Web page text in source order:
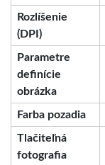
Rozlíšenie
(DPI)
Parametre
definície
obrázka
Farba pozadia
Tlačiteľná
fotografia